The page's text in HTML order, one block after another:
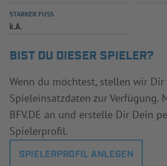
STARKER FUSS
k.A.
BIST DU DIESER SPIELER?
Wenn du möchtest, stellen wir
Spieleinsatzdaten zur Verfügung.
BFV.DE an und erstelle Dir Dein
Spielerprofil.
SPIELERPROFIL ANLEGEN